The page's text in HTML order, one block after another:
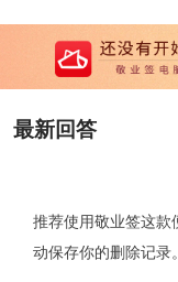
最新回答
推荐使用敬业签这款
动保存你的删除记录。